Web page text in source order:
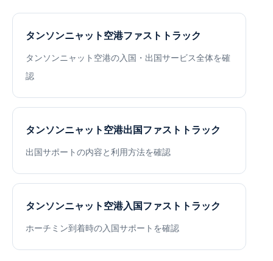
タンソンニャット空港ファストトラック
タンソンニャット空港の入国・出国サービス全体を確
認
タンソンニャット空港出国ファストトラック
出国サポートの内容と利用方法を確認
タンソンニャット空港入国ファストトラック
ホーチミン到着時の入国サポートを確認